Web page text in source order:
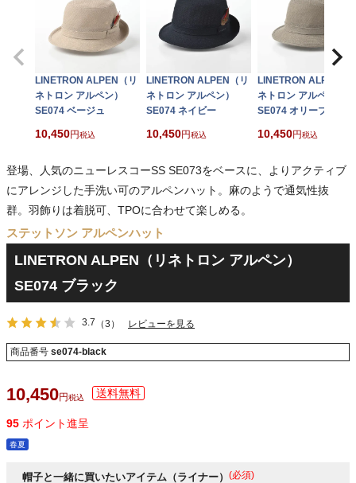
LINETRON ALPEN（リ
ネトロン アルペン）
SE074 ベージュ
10,450 税込
LINETRON ALPEN（リ
ネトロン アルペン）
SE074 ネイビー
10,450 税込
LINETRON ALPEN（
ネトロン アルペン）
SE074 オリーブ
10,450 税込
登場、人気のニューレスコーSS SE073をベースに、よりアクティブ
にアレンジした手洗い可のアルペンハット。麻のようで通気性抜
群。羽飾りは着脱可、TPOに合わせて楽しめる。
ステットソン アルペンハット
LINETRON ALPEN（リネトロン アルペン）
SE074 ブラック
3.7 （3） レビューを見る
商品番号 se074-black
10,450 税込
95 ポイント進呈
春夏
帽子と一緒に買いたいアイテム（ライナー） (必須)